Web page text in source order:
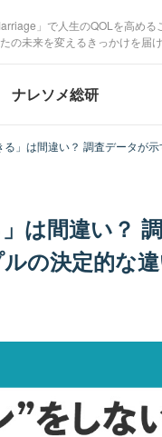
」で人生のQOLを高める
の未来を変えるきっかけを届
ナレソメ総研
る」は間違い？ 調査データが
は間違い？
の決定的な